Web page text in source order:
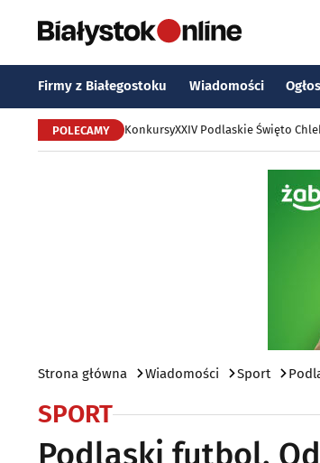
Firmy z Białegostoku Wiadomości
POLECAMY KonkursyXXIV Podlaskie Święto
Strona główna Wiadomości Sport
SPORT
Podlaski futbol.